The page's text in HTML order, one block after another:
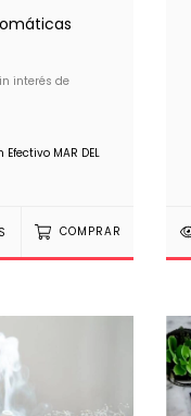
interés de
Efectivo MAR DEL
COMPRAR